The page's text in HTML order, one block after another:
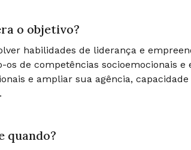
o objetivo?
habilidades de liderança e
os de competências socioemocionais
e ampliar sua agência,
quando?